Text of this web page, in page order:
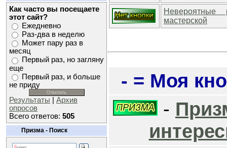
Как часто вы посещаете
этот сайт?
Ежедневно
Раз-два в неделю
Может пару раз в
месяц
Первый раз, но загляну
еще
Первый раз, и больше
не приду
Результаты
Архив
опросов
Всего ответов: 505
Призма - Поиск
мастерской
- = Моя
-